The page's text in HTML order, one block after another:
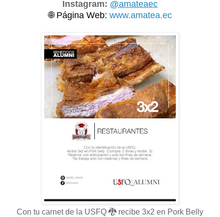
Instagram: @amateaec
🌐 Página Web: www.amatea.ec
Con tu carnet de la USFQ 🐉 recibe 3x2 en Pork Belly